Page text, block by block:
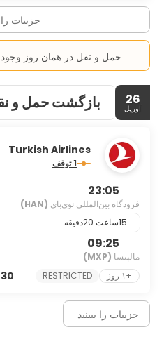
جزییات را
حمل و نقل در همان روز
26
آوریل بازگشت حمل و
Turkish Airlines
1 توقف
23:05
فرودگاه بین‌المللی نوی‌بای (HAN)
09:25
مالپنسا (MXP)
+۱ روز
RESTRICTED
30 KG
جزییات را ببینید